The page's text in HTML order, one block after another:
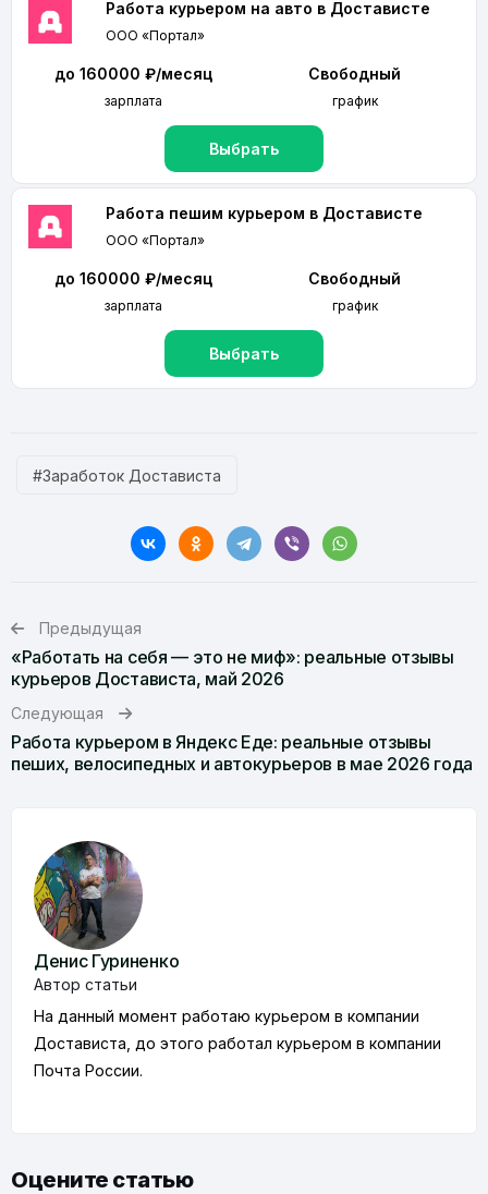
Работа курьером на авто в Достависте
ООО «Портал»
до 160000 ₽/месяц
зарплата
Свободный
график
Выбрать
Работа пешим курьером в Достависте
ООО «Портал»
до 160000 ₽/месяц
зарплата
Свободный
график
Выбрать
#Заработок Достависта
Предыдущая
«Работать на себя — это не миф»: реальные отзывы
курьеров Достависта, май 2026
Следующая
Работа курьером в Яндекс Еде: реальные отзывы
пеших, велосипедных и автокурьеров в мае 2026 года
Денис Гуриненко
Автор статьи
На данный момент работаю курьером в компании
Достависта, до этого работал курьером в компании
Почта России.
Оцените статью